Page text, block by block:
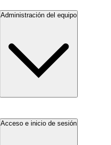
Administración del equipo
Acceso e inicio de sesión